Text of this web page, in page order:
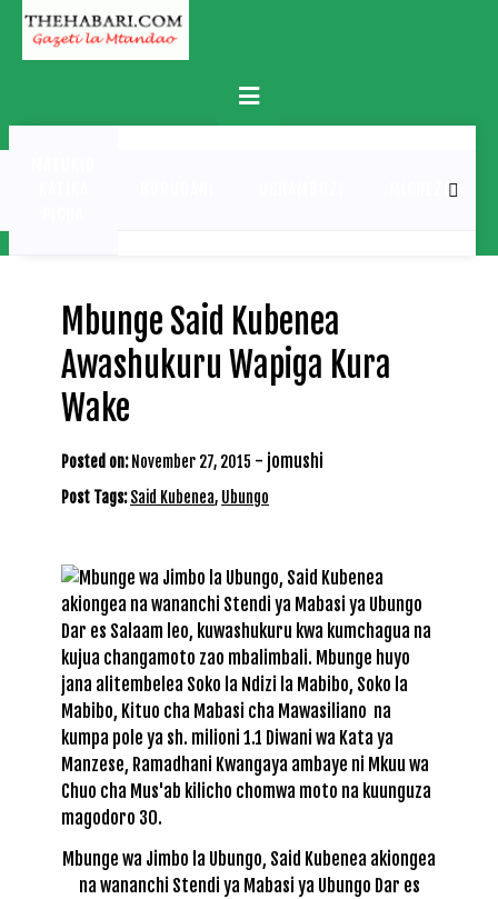
Skip
content
Primary
Menu
MICHEZO
Mbunge Said Kubenea
Awashukuru Wapiga Kura
Wake
Posted on: November 27, 2015 - jomushi
Post Tags:Said Kubenea, Ubungo
Mbunge wa Jimbo la Ubungo, Said Kubenea akiongea
na wananchi Stendi ya Mabasi ya Ubungo Dar es